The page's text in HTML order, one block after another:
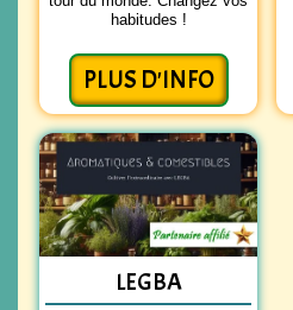
habitudes !
PLUS D'INFO
LEGBA